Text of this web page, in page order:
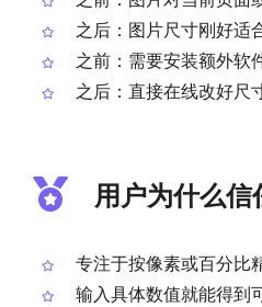
之后：图片尺寸刚好适
之前：需要安装额外软
之后：直接在线改好尺
用户为什么信
专注于按像素或百分比
输入具体数值就能得到